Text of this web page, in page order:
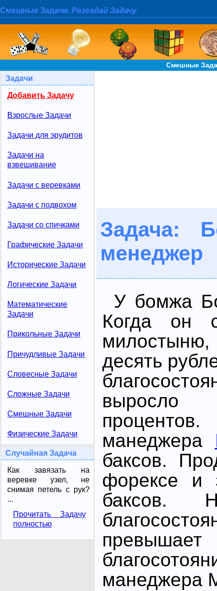
Смешные Задачи. Разгадай Задачу
Смешные
Задачи
Добавить Задачу
Взрослые Задачи
Задачи для эрудитов
Задачи на
взвешивание
Задачи с веревками
Задачи с подвохом
Задачи со спичками
Графические Задачи
Исторические Задачи
Логические Задачи
Математические
Задачи
Прикольные Задачи
Причудливые Задачи
Словесные Задачи
Сложные Задачи
Смешные Задачи
Физические Задачи
Случайная Задача
Как завязать на
веревке узел, не
снимая петель с рук?
...
Прочитать Задачу
полностью
Задача:
менеджер
У бомжа
Когда он
десять
манеджера
баксов.
форексе и
баксов.
манеджера